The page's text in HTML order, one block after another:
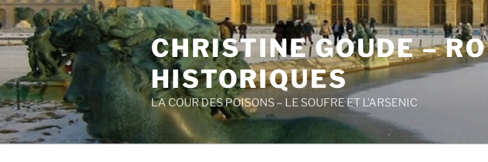
Aller
au
contenu
principal
CHRISTINE GOUDE –
HISTORIQUES
LA COUR DES POISONS – LE SOUFRE ET L'ARSENIC